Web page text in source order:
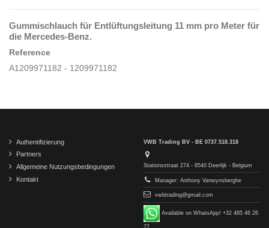
Gummischlauch für Entlüftungsleitung 11 mm pro Meter für
die Mercedes-Benz.
Reference
A1209971182 - 1209971182
Authentifizierung
Partners
Allgemeine Nutzungsbedingungen
Kontakt
VWB Trading BV - BE 0737.518.318
Stationsstraat 274 - 8540 Deerlijk - Belgium
Manager: Anthony Vanwynsberghe
vwbtrading@gmail.com
Available on WhatsApp! +32 485 46 26
77